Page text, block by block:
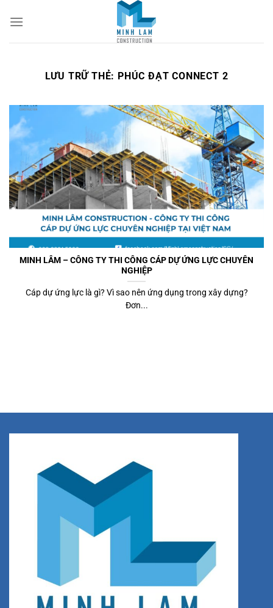
qua
LƯU TRỮ THẺ: PHÚC ĐẠT CONNECT 2
MINH LÂM – CÔNG TY THI CÔNG CÁP DỰ ỨNG LỰC CHUYÊN
NGHIỆP
Cáp dự ứng lực là gì? Vì sao nên ứng dụng trong xây dựng?
Đơn...